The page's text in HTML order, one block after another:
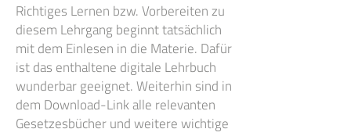
Richtiges Lernen bzw. Vorbereiten zu
diesem Lehrgang beginnt tatsächlich
mit dem Einlesen in die Materie. Dafür
ist das enthaltene digitale Lehrbuch
wunderbar geeignet. Weiterhin sind in
dem Download-Link alle relevanten
Gesetzesbücher und weitere wichtige